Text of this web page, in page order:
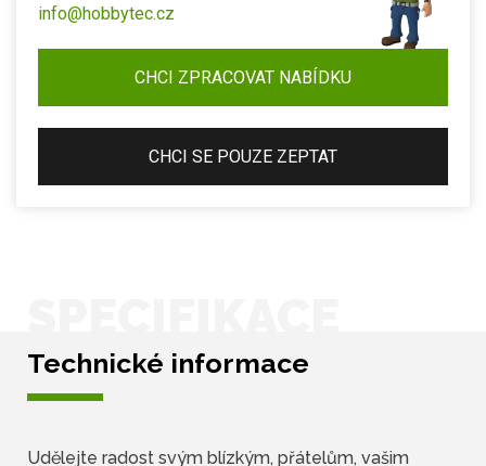
info@hobbytec.cz
CHCI ZPRACOVAT NABÍDKU
CHCI SE POUZE ZEPTAT
Technické informace
Udělejte radost svým blízkým, přátelům, vašim